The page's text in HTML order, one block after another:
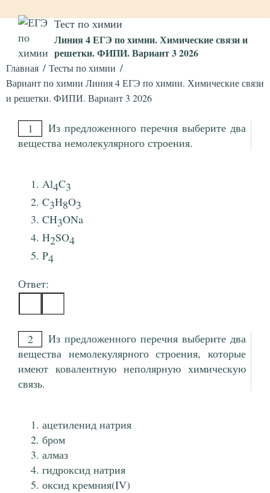
Тест по химии
Линия 4 ЕГЭ по химии. Химические связи и
решетки. ФИПИ. Вариант 3 2026
Главная
Тесты по химии
Вариант по химии Линия 4 ЕГЭ по химии. Химические связи
и решетки. ФИПИ. Вариант 3 2026
1
Из предложенного перечня выберите два
вещества немолекулярного строения.
Al4C3
C3H8O3
CH3ONa
H2SO4
P4
Ответ:
2
Из предложенного перечня выберите два
вещества немолекулярного строения, которые
имеют ковалентную неполярную химическую
связь.
ацетиленид натрия
бром
алмаз
гидроксид натрия
оксид кремния(IV)